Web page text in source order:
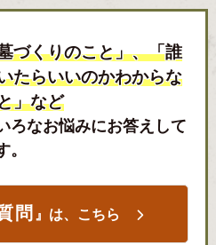
づくりのこと」、「誰
たらいいのかわからな
」など
ろなお悩みにお答えして
。
問 』は、こちら